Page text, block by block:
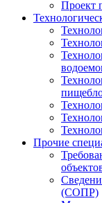
Проект
Прочие
(СОПР)